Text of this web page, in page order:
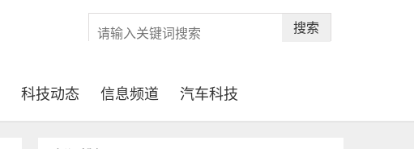
搜索
科技动态 信息频道 汽车科技